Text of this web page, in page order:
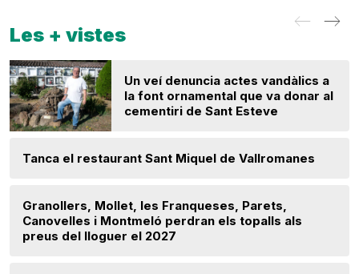
Les + vistes
Un veí denuncia actes vandàlics a
la font ornamental que va donar al
cementiri de Sant Esteve
Tanca el restaurant Sant Miquel de Vallromanes
Granollers, Mollet, les Franqueses, Parets,
Canovelles i Montmeló perdran els topalls als
preus del lloguer el 2027